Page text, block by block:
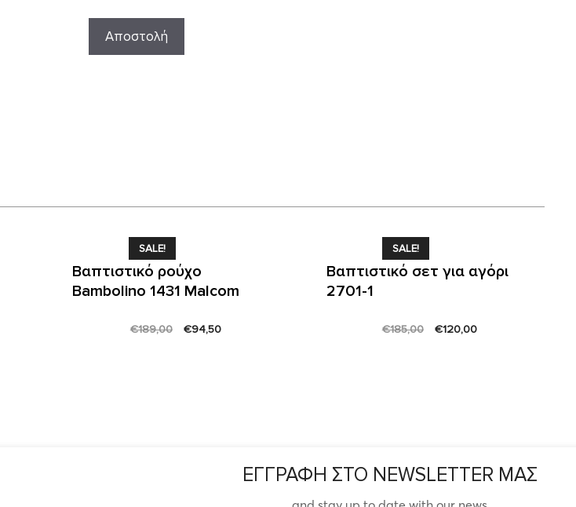
SALE!
Βαπτιστικό ρούχο
Bambolino 1431 Malcom
€189,00
Original
€94,50Current
SALE!
Βαπτιστικό σετ για αγόρι
2701-1
€185,00
Original
€120,00Current
ΕΓΓΡΑΦΗ ΣΤΟ NEWSLETTER ΜΑΣ